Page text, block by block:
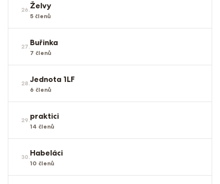
26.Želvy
5 členů
27.Buřinka
7 členů
28.Jednota 1LF
6 členů
29.praktici
14 členů
30.Habeláci
10 členů